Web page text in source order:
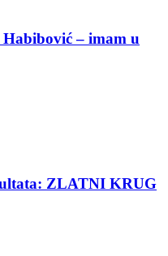
Habibović – imam u
ZLATNI KRUG